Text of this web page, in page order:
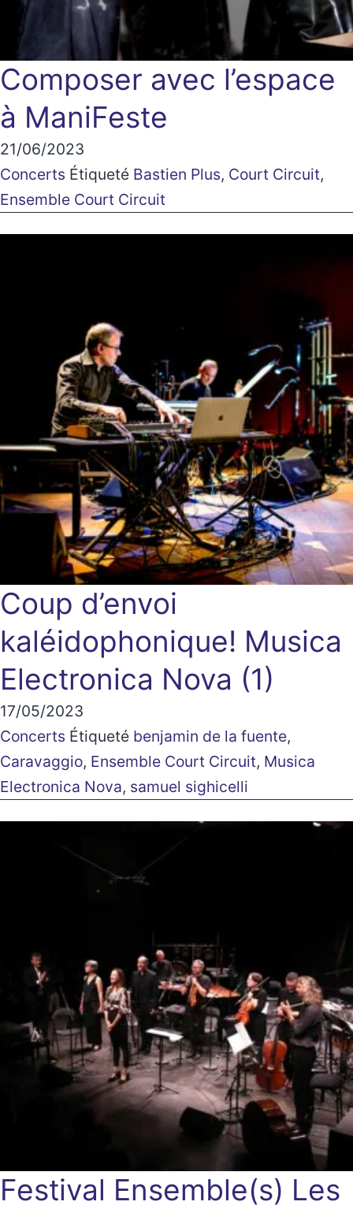
Composer avec l’espace
à ManiFeste
21/06/2023
Concerts Étiqueté Bastien Plus, Court Circuit,
Ensemble Court Circuit
Coup d’envoi
kaléidophonique! Musica
Electronica Nova (1)
17/05/2023
Concerts Étiqueté benjamin de la fuente,
Caravaggio, Ensemble Court Circuit, Musica
Electronica Nova, samuel sighicelli
Festival Ensemble(s) Les